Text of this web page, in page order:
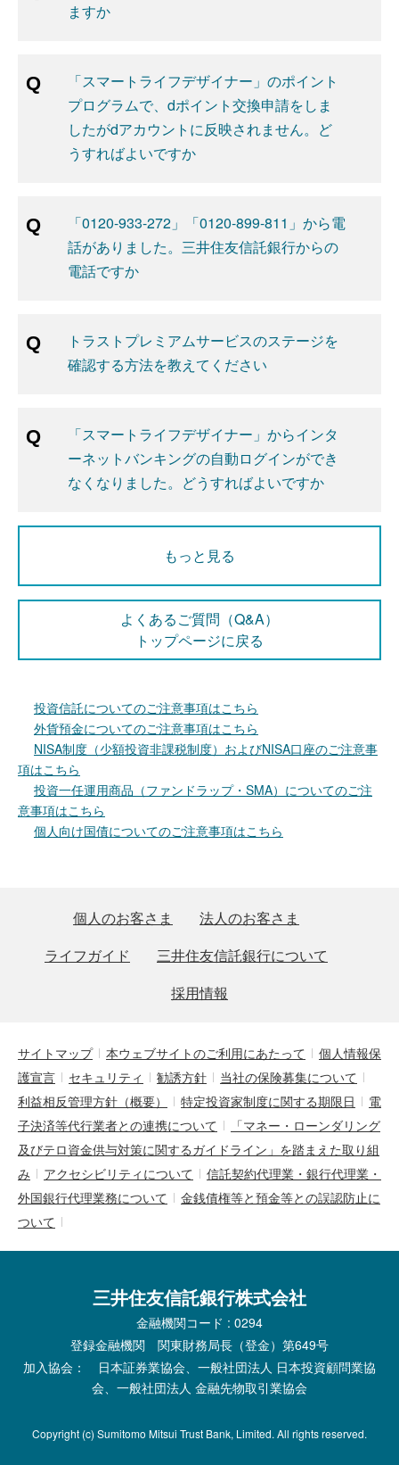
ますか
「スマートライフデザイナー」のポイント
プログラムで、dポイント交換申請をしま
したがdアカウントに反映されません。ど
うすればよいですか
「0120-933-272」「0120-899-811」から電
話がありました。三井住友信託銀行からの
電話ですか
トラストプレミアムサービスのステージを
確認する方法を教えてください
「スマートライフデザイナー」からインタ
ーネットバンキングの自動ログインができ
なくなりました。どうすればよいですか
もっと見る
よくあるご質問（Q&A）
トップページに戻る
投資信託についてのご注意事項はこちら
外貨預金についてのご注意事項はこちら
NISA制度（少額投資非課税制度）およびNISA口座のご注意事
項はこちら
投資一任運用商品（ファンドラップ・SMA）についてのご注
意事項はこちら
個人向け国債についてのご注意事項はこちら
個人のお客さま
法人のお客さま
ライフガイド
三井住友信託銀行について
採用情報
サイトマップ 本ウェブサイトのご利用にあたって
個人情報保
護宣言
セキュリティ 勧誘方針
当社の保険募集について
利益相反管理方針（概要）
特定投資家制度に関する期限日
電
子決済等代行業者との連携について
「マネー・ローンダリング
及びテロ資金供与対策に関するガイドライン」を踏まえた取り組
み
アクセシビリティについて
信託契約代理業・銀行代理業・
外国銀行代理業務について
金銭債権等と預金等との誤認防止に
ついて
三井住友信託銀行株式会社
金融機関コード : 0294
登録金融機関 関東財務局長（登金）第649号
加入協会： 日本証券業協会、一般社団法人 日本投資顧問業協
会、一般社団法人 金融先物取引業協会
Copyright (c) Sumitomo Mitsui Trust Bank, Limited. All rights reserved.